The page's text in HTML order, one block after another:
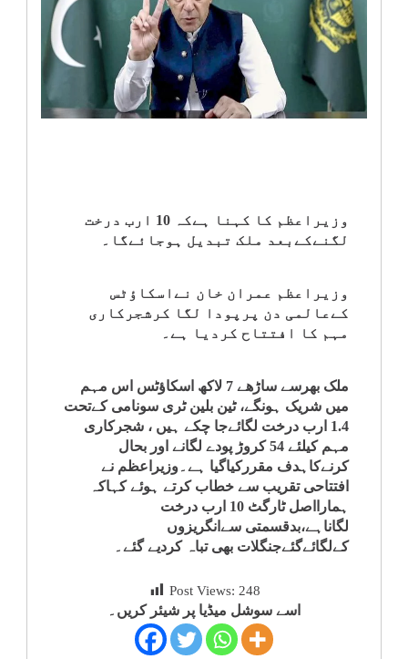
انٹرٹینمنٹ
صحت
قومی
کلام
سپلیمنٹس
وزیراعظم کا کہنا ہےکہ 10 ارب درخت
لگنےکےبعد ملک تبدیل ہوجائےگا۔
وزیراعظم عمران خان نےاسکاؤٹس
کےعالمی دن پرپودا لگا کرشجرکاری
مہم کا افتتاح کردیا ہے۔
ملک بھرسے ساڑھے 7 لاکھ اسکاؤٹس اس مہم
میں شریک ہونگے، ٹین بلین ٹری سونامی کےتحت
1.4 ارب درخت لگائےجا چکے ہیں ، شجرکاری
مہم کیلئے 54 کروڑ پودے لگانے اور بحال
کرنےکاہدف مقررکیاگیا ہے۔وزیراعظم نے
افتتاحی تقریب سے خطاب کرتے ہوئے کہاکہ
ہمارااصل ٹارگٹ 10 ارب درخت
لگاناہے،بدقسمتی سےانگریزوں
کےلگائےگئےجنگلات بھی تباہ کردیے گئے۔
Post Views: 248
اسے سوشل میڈیا پر شیئر کریں۔